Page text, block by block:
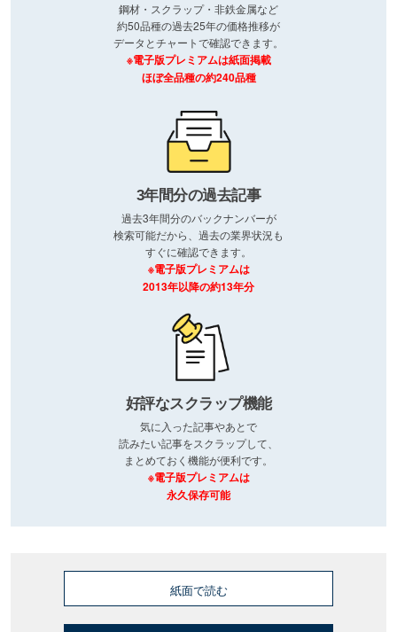
鋼材・スクラップ・非鉄金属など
約50品種の過去25年の価格推移が
データとチャートで確認できます。
※電子版プレミアムは紙面掲載
ほぼ全品種の約240品種
3年間分の過去記事
過去3年間分のバックナンバーが
検索可能だから、過去の業界状況も
すぐに確認できます。
※電子版プレミアムは
2013年以降の約13年分
好評なスクラップ機能
気に入った記事やあとで
読みたい記事をスクラップして、
まとめておく機能が便利です。
※電子版プレミアムは
永久保存可能
紙面で読む